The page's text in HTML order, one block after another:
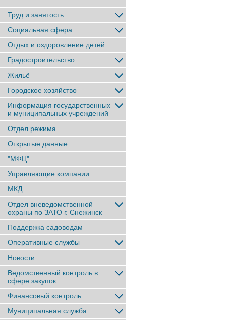
Труд и занятость
Социальная сфера
Отдых и оздоровление детей
Градостроительство
Жильё
Городское хозяйство
Информация государственных
и муниципальных учреждений
Отдел режима
Открытые данные
"МФЦ"
Управляющие компании
МКД
Отдел вневедомственной
охраны по ЗАТО г. Снежинск
Поддержка садоводам
Оперативные службы
Новости
Ведомственный контроль в
сфере закупок
Финансовый контроль
Муниципальная служба